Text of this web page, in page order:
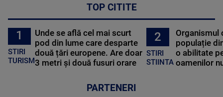
TOP CITITE
1
STIRI
TURISM
Unde se află cel mai scurt
pod din lume care desparte
două țări europene. Are doar
3 metri și două fusuri orare
2
STIRI
STIINTA
Organismul
populație
o abilitate
oamenilor
PARTENERI